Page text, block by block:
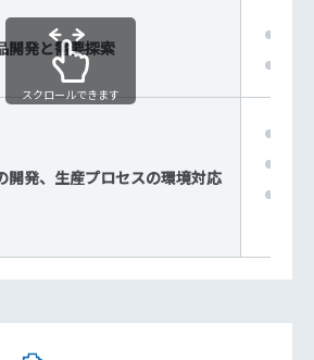
開発と需要探索
開発、生産プロセスの環境対応
スクロールできます